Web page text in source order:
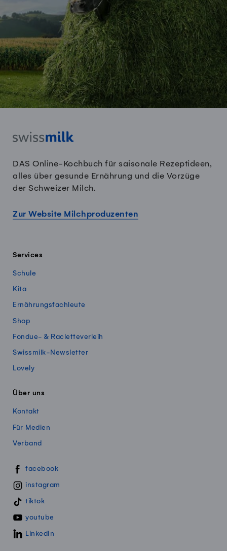
DAS Online-Kochbuch für saisonale Rezeptideen,
alles über gesunde Ernährung und die Vorzüge
der Schweizer Milch.
Zur Website Milchproduzenten
Services
Schule
Kita
Ernährungsfachleute
Shop
Fondue- & Racletteverleih
Swissmilk-Newsletter
Lovely
Über uns
Kontakt
Für Medien
Verband
Swissmillk auf Social Media
facebook
instagram
tiktok
youtube
LinkedIn